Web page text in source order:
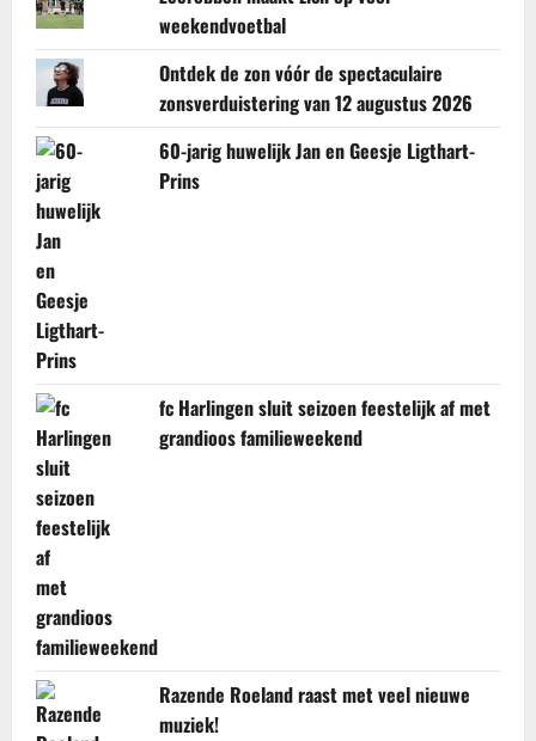
weekendvoetbal
Ontdek de zon vóór de spectaculaire
zonsverduistering van 12 augustus 2026
60-jarig huwelijk Jan en Geesje Ligthart-
Prins
fc Harlingen sluit seizoen feestelijk af met
grandioos familieweekend
Razende Roeland raast met veel nieuwe
muziek!